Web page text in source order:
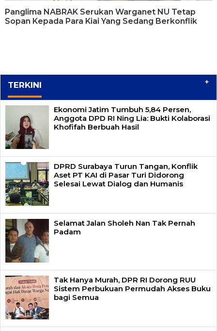
Panglima NABRAK Serukan Warganet NU Tetap
Sopan Kepada Para Kiai Yang Sedang Berkonflik
TERKINI +
Ekonomi Jatim Tumbuh 5,84 Persen,
Anggota DPD RI Ning Lia: Bukti Kolaborasi
Khofifah Berbuah Hasil
DPRD Surabaya Turun Tangan, Konflik
Aset PT KAI di Pasar Turi Didorong
Selesai Lewat Dialog dan Humanis
Selamat Jalan Sholeh Nan Tak Pernah
Padam
Tak Hanya Murah, DPR RI Dorong RUU
Sistem Perbukuan Permudah Akses Buku
bagi Semua